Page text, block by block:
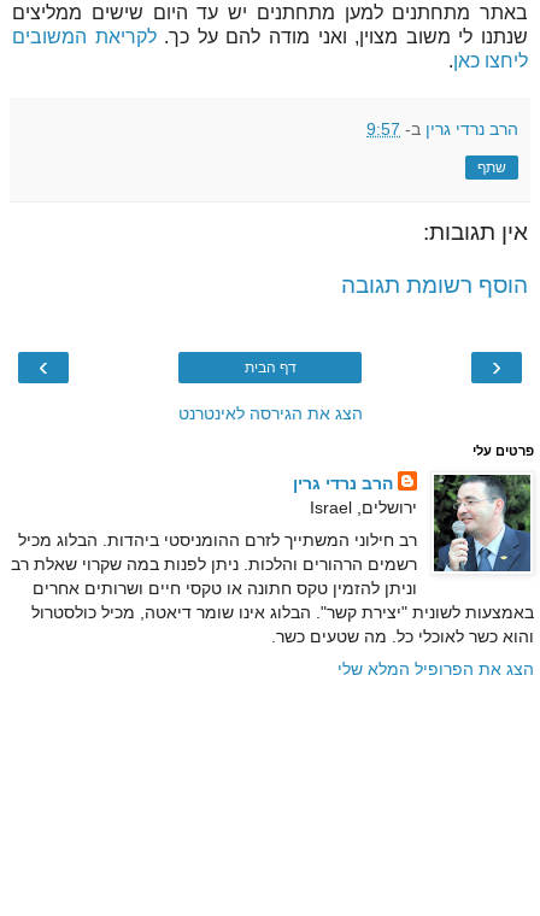
באתר מתחתנים למען מתחתנים יש עד היום שישים ממליצים
שנתנו לי משוב מצוין, ואני מודה להם על כך.לקריאת המשובים
ליחצו כאן.
הרב נרדי גרין ב- 9:57
שתף
אין תגובות:
הוסף רשומת תגובה
‹
› דף הבית
הצג את הגירסה לאינטרנט
פרטים עלי
הרב נרדי גרין
ירושלים, Israel
רב חילוני המשתייך לזרם ההומניסטי ביהדות. הבלוג מכיל
רשמים הרהורים והלכות. ניתן לפנות במה שקרוי שאלת רב
וניתן להזמין טקס חתונה או טקסי חיים ושרותים אחרים
באמצעות לשונית "יצירת קשר". הבלוג אינו שומר דיאטה, מכיל כולסטרול
והוא כשר לאוכלי כל. מה שטעים כשר.
הצג את הפרופיל המלא שלי